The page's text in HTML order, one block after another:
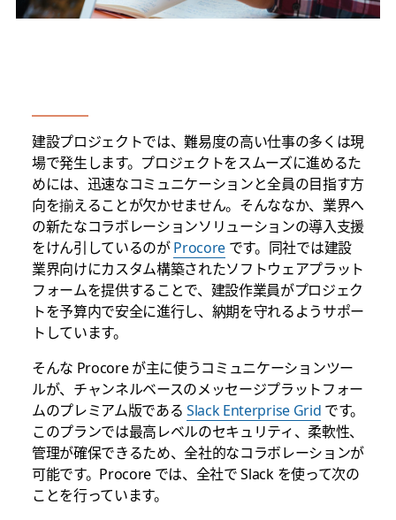
建設プロジェクトでは、難易度の高い仕事の多くは現
場で発生します。プロジェクトをスムーズに進めるた
めには、迅速なコミュニケーションと全員の目指す方
向を揃えることが欠かせません。そんななか、業界へ
の新たなコラボレーションソリューションの導入支援
をけん引しているのがProcore です。同社では建設
業界向けにカスタム構築されたソフトウェアプラット
フォームを提供することで、建設作業員がプロジェク
トを予算内で安全に進行し、納期を守れるようサポー
トしています。
そんな Procore が主に使うコミュニケーションツー
ルが、チャンネルベースのメッセージプラットフォー
ムのプレミアム版である Slack Enterprise Grid です。
このプランでは最高レベルのセキュリティ、柔軟性、
管理が確保できるため、全社的なコラボレーションが
可能です。Procore では、全社で Slack を使って次の
ことを行っています。